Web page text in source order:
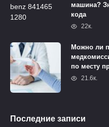
машина?
кода
22к.
Можно ли
по месту
21.6к.
Последние записи